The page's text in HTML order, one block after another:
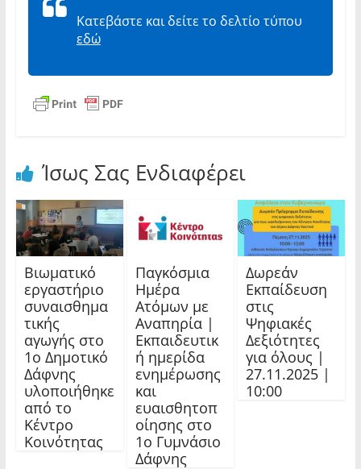
Κατεβάστε και δείτε το δελτίο τύπου
εδώ
Ίσως Σας Ενδιαφέρει
Βιωματικό
εργαστήριο
συναισθημα
τικής
αγωγής στο
1ο Δημοτικό
Δάφνης
υλοποιήθηκε
από το
Κέντρο
Κοινότητας
Παγκόσμια
Ημέρα
Ατόμων με
Αναπηρία |
Εκπαιδευτικ
ή ημερίδα
ενημέρωσης
και
ευαισθητοπ
οίησης στο
1ο Γυμνάσιο
Δάφνης
Δωρεάν
Εκπαίδευση
στις
Ψηφιακές
Δεξιότητες
για όλους |
27.11.2025 |
10:00